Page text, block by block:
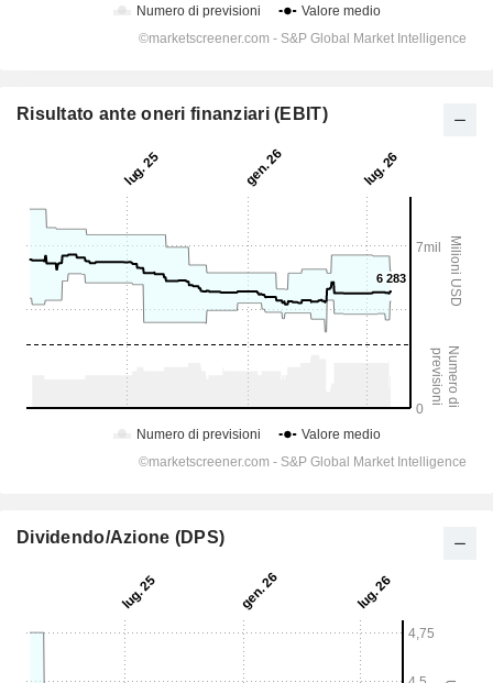
Risultato ante oneri finanziari (EBIT)
Dividendo/Azione (DPS)